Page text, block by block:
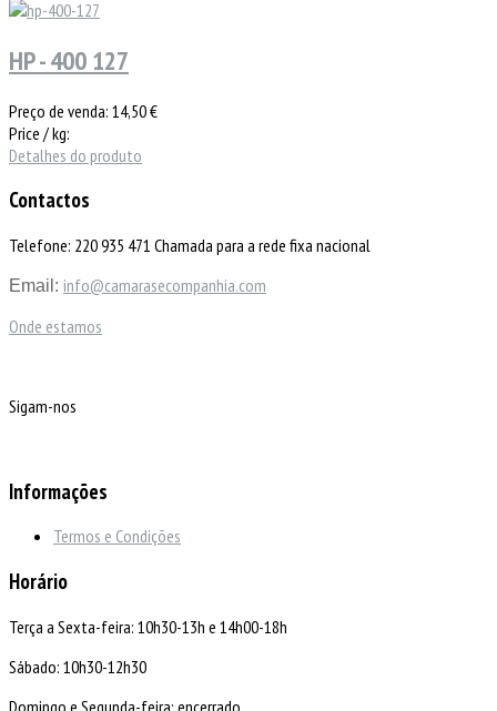
HP - 400 127
Preço de venda: 14,50 €
Price / kg:
Detalhes do produto
Contactos
Telefone: 220 935 471 Chamada para a rede fixa nacional
Email: info@camarasecompanhia.com
Onde estamos
Sigam-nos
Informações
Termos e Condições
Horário
Terça a Sexta-feira: 10h30-13h e 14h00-18h
Sábado: 10h30-12h30
Domingo e Segunda-feira: encerrado